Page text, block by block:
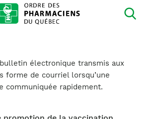
bulletin électronique transmis aux
forme de courriel lorsqu’une
communiquée rapidement.